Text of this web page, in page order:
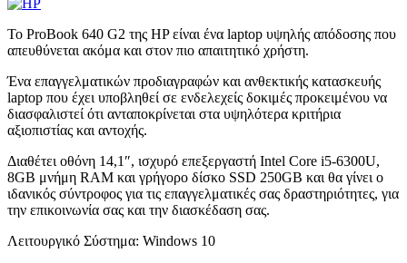
Το ProBook 640 G2 της HP είναι ένα laptop υψηλής απόδοσης που
απευθύνεται ακόμα και στον πιο απαιτητικό χρήστη.
Ένα επαγγελματικών προδιαγραφών και ανθεκτικής κατασκευής
laptop που έχει υποβληθεί σε ενδελεχείς δοκιμές προκειμένου να
διασφαλιστεί ότι ανταποκρίνεται στα υψηλότερα κριτήρια
αξιοπιστίας και αντοχής.
Διαθέτει οθόνη 14,1″, ισχυρό επεξεργαστή Intel Core i5-6300U,
8GB μνήμη RAM και γρήγορο δίσκο SSD 250GB και θα γίνει ο
ιδανικός σύντροφος για τις επαγγελματικές σας δραστηριότητες, για
την επικοινωνία σας και την διασκέδαση σας.
Λειτουργικό Σύστημα: Windows 10